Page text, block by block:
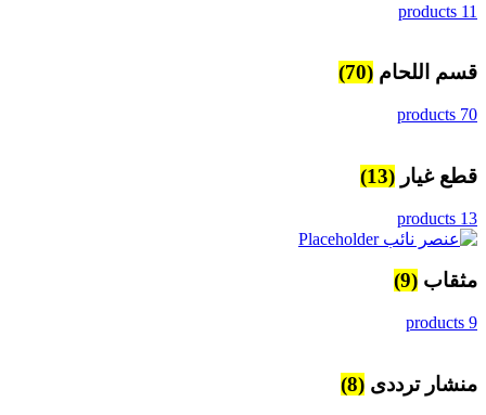
11 products
قسم اللحام (70)
70 products
قطع غيار (13)
13 products
مثقاب (9)
9 products
منشار ترددى (8)